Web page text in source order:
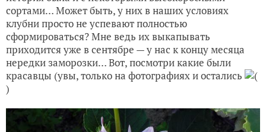
сортами… Может быть, у них в наших условиях
клубни просто не успевают полностью
сформироваться? Мне ведь их выкапывать
приходится уже в сентябре — у нас к концу месяца
нередки заморозки… Вот, посмотри какие были
красавцы (увы, только на фотографиях и остались
(
)